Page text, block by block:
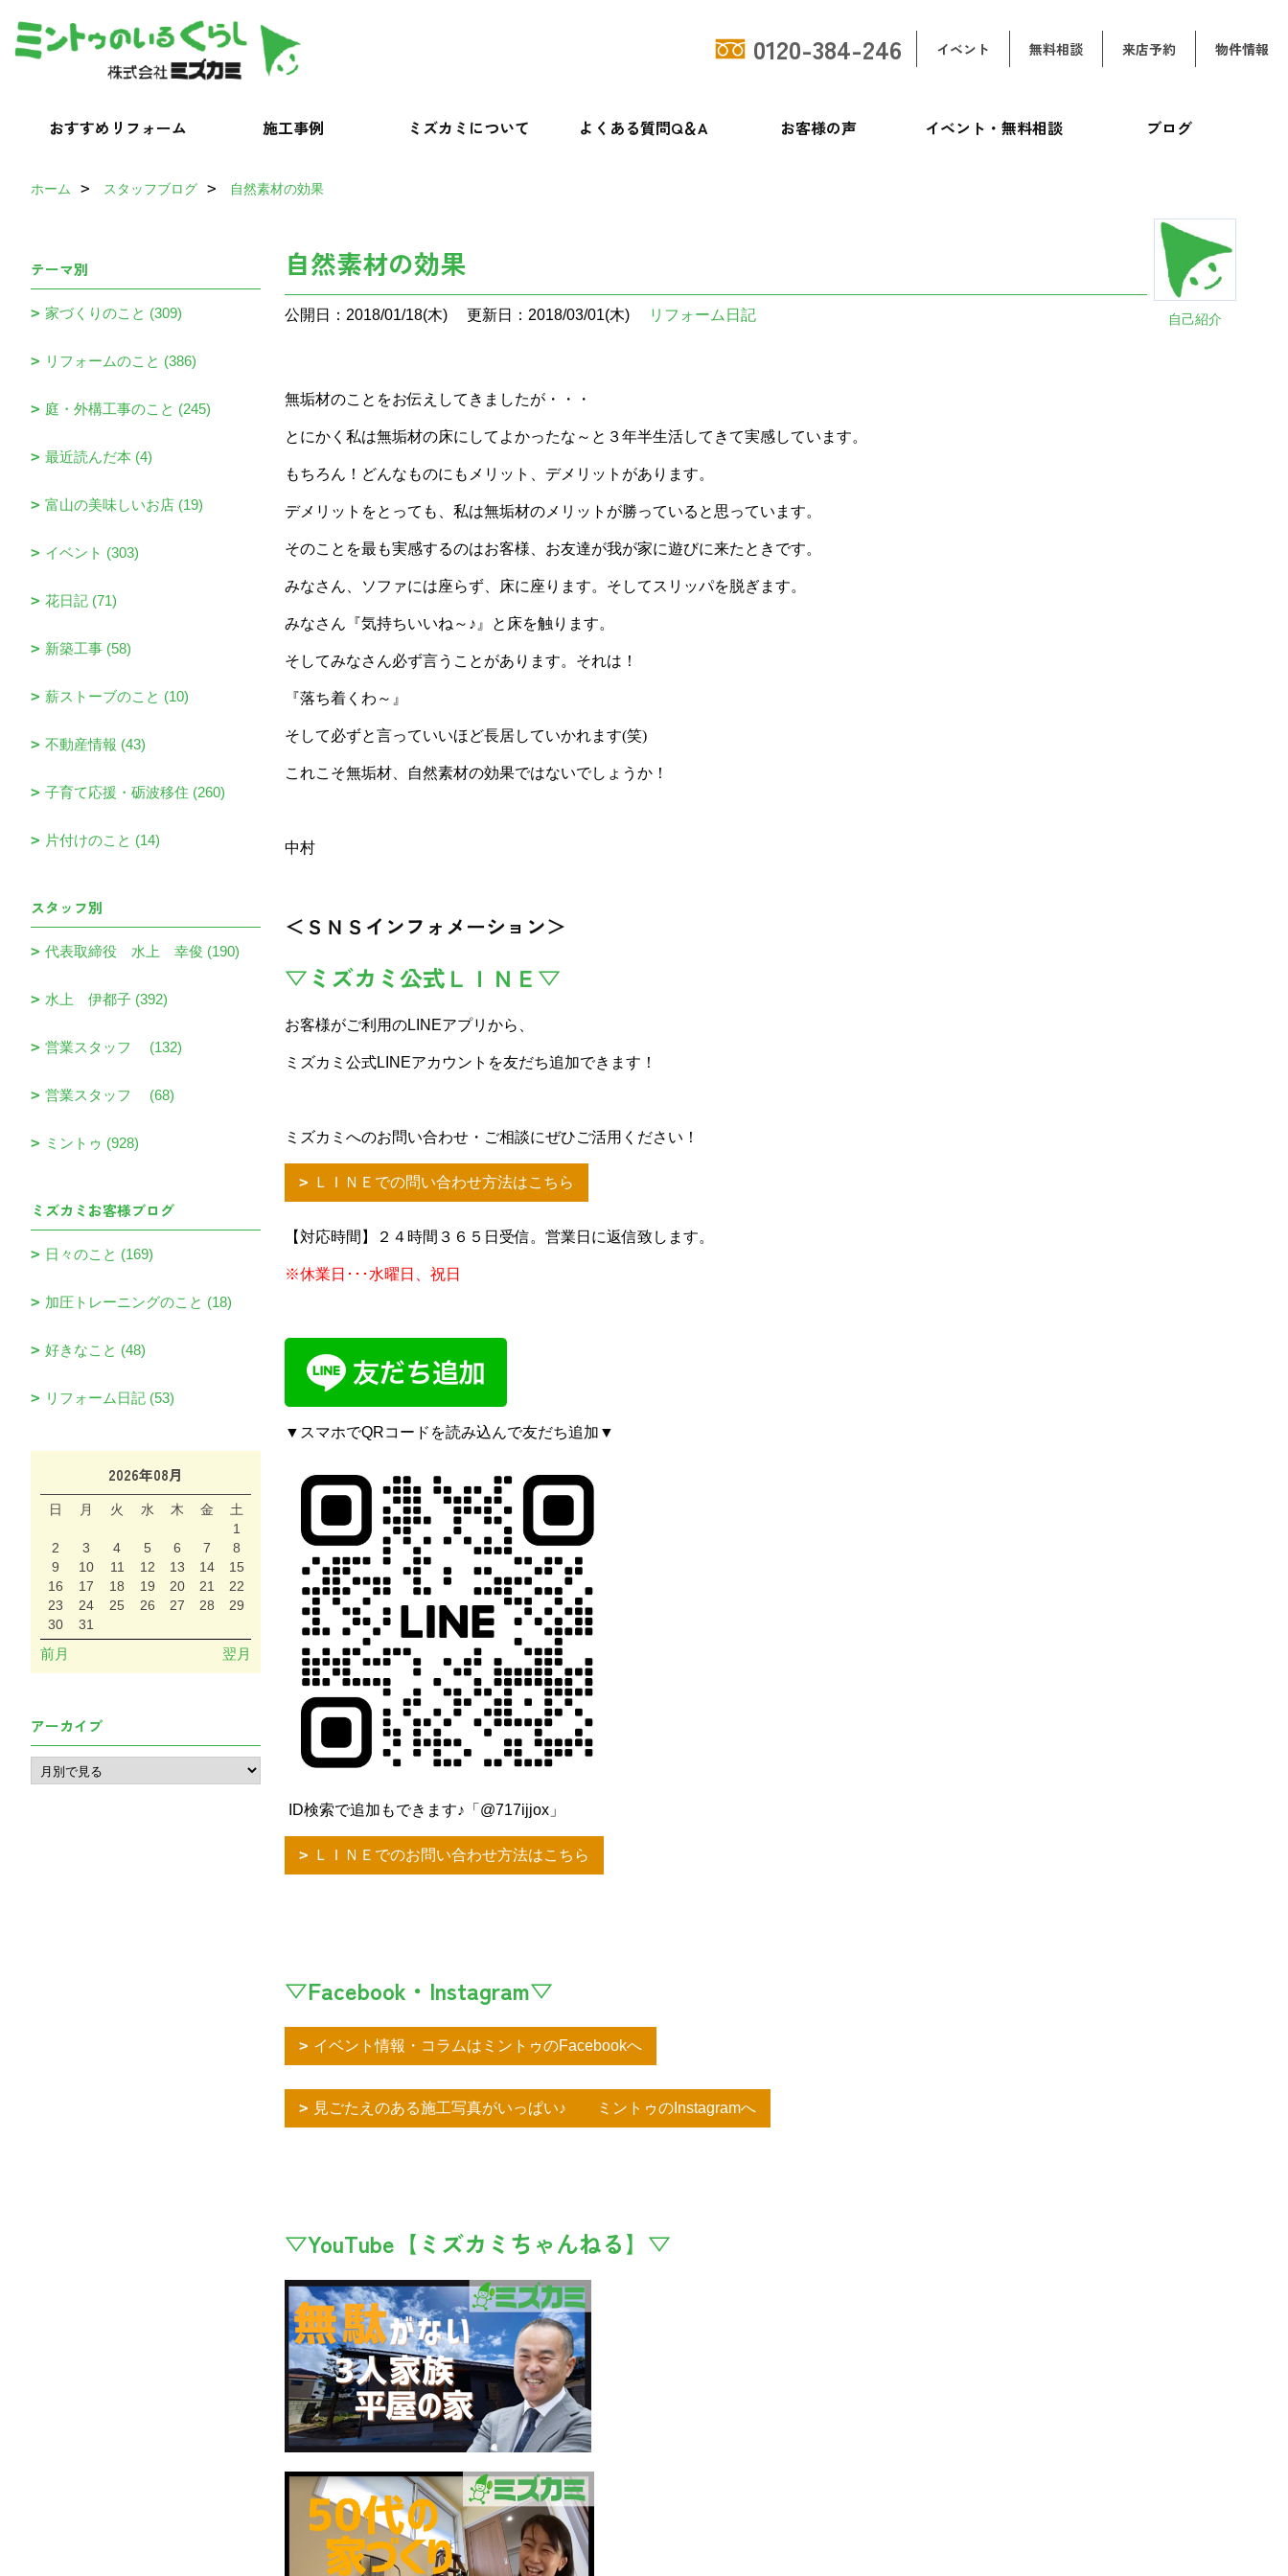
0120-384-246 イベント 無料相談 来店予約 物件情報
おすすめリフォーム 施工事例 ミズカミについて よくある質問Q＆A お客様の声 イベント・無料相談 ブログ
ホーム スタッフブログ 自然素材の効果
自己紹介
自然素材の効果
公開日：2018/01/18(木) 更新日：2018/03/01(木) リフォーム日記
無垢材のことをお伝えしてきましたが・・・
とにかく私は無垢材の床にしてよかったな～と３年半生活してきて実感しています。
もちろん！どんなものにもメリット、デメリットがあります。
デメリットをとっても、私は無垢材のメリットが勝っていると思っています。
そのことを最も実感するのはお客様、お友達が我が家に遊びに来たときです。
みなさん、ソファには座らず、床に座ります。そしてスリッパを脱ぎます。
みなさん『気持ちいいね～♪』と床を触ります。
そしてみなさん必ず言うことがあります。それは！
『落ち着くわ～』
そして必ずと言っていいほど長居していかれます(笑)
これこそ無垢材、自然素材の効果ではないでしょうか！
中村
＜ＳＮＳインフォメーション＞
▽ミズカミ公式ＬＩＮＥ▽
お客様がご利用のLINEアプリから、
ミズカミ公式LINEアカウントを友だち追加できます！
ミズカミへのお問い合わせ・ご相談にぜひご活用ください！
ＬＩＮＥでの問い合わせ方法はこちら
【対応時間】２４時間３６５日受信。営業日に返信致します。
※休業日･･･水曜日、祝日
▼スマホでQRコードを読み込んで友だち追加▼
ID検索で追加もできます♪「@717ijjox」
ＬＩＮＥでのお問い合わせ方法はこちら
▽Facebook・Instagram▽
イベント情報・コラムはミントゥのFacebookへ
見ごたえのある施工写真がいっぱい♪ ミントゥのInstagramへ
▽YouTube【ミズカミちゃんねる】▽
テーマ別
家づくりのこと (309)
リフォームのこと (386)
庭・外構工事のこと (245)
最近読んだ本 (4)
富山の美味しいお店 (19)
イベント (303)
花日記 (71)
新築工事 (58)
薪ストーブのこと (10)
不動産情報 (43)
子育て応援・砺波移住 (260)
片付けのこと (14)
スタッフ別
代表取締役 水上 幸俊 (190)
水上 伊都子 (392)
営業スタッフ (132)
営業スタッフ (68)
ミントゥ (928)
ミズカミお客様ブログ
日々のこと (169)
加圧トレーニングのこと (18)
好きなこと (48)
リフォーム日記 (53)
2026年08月
日 月 火 水 木 金
土
1
2
3 4 5 6 7
8
9
10 11 12 13 14
15
16
17 18 19 20 21
22
23
24 25 26 27 28
29
30
31
前月 翌月
アーカイブ